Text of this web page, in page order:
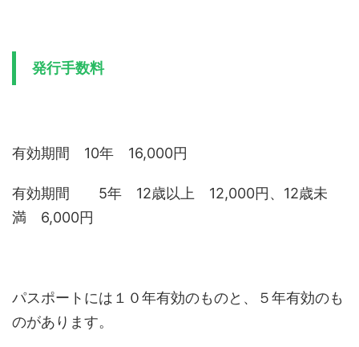
発行手数料
有効期間 10年 16,000円
有効期間 5年 12歳以上 12,000円、12歳未
満 6,000円
パスポートには１０年有効のものと、５年有効のも
のがあります。